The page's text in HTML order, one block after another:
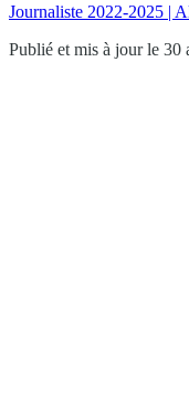
Journaliste 2022-2025 |
Publié et mis à jour le 30